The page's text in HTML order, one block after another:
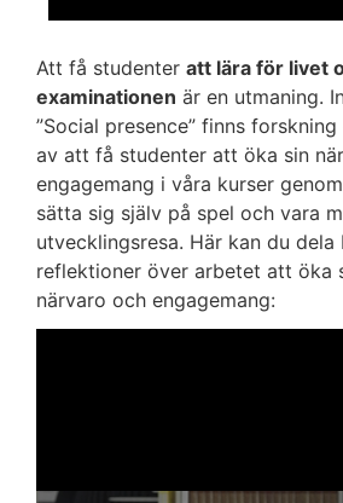
Att få studenter att lära för livet
examinationen är en utmaning.
”Social presence” finns
av att få studenter att öka sin
engagemang i våra kurser
sätta sig själv på spel och vara
utvecklingsresa. Här kan du dela
reflektioner över arbetet att öka
närvaro och engagemang: